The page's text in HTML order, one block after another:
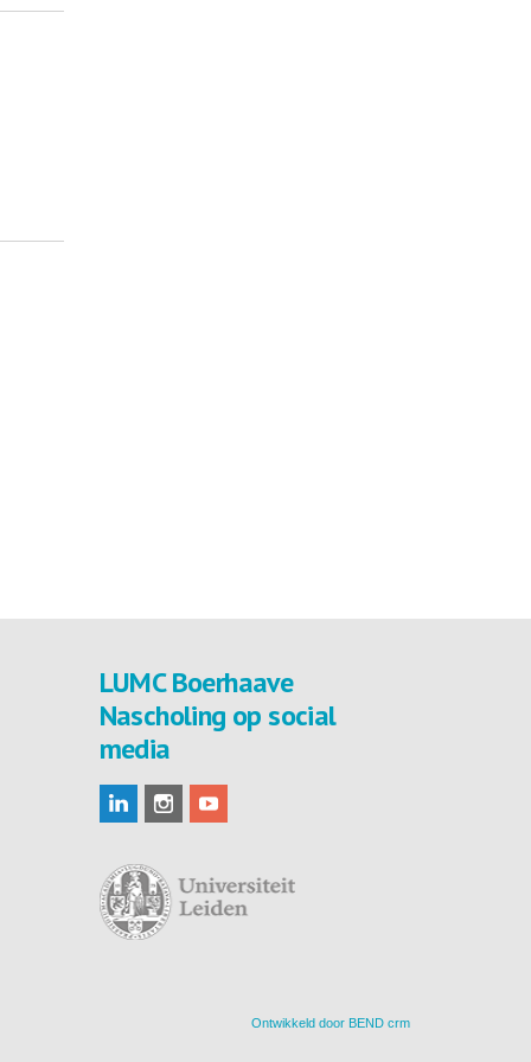
LUMC Boerhaave
Nascholing op social
media
Ontwikkeld door BEND crm